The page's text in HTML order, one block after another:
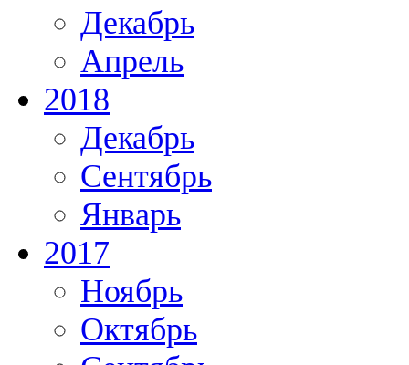
Декабрь
Апрель
2018
Декабрь
Сентябрь
Январь
2017
Ноябрь
Октябрь